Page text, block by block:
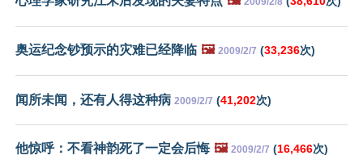
奥运纪念钞预示的灾难已经降临 🖼️ 2009/2/7 (33,236次)
闻所未闻，还有人得这种病 2009/2/7 (41,202次)
他惊呼：不看神韵死了一定会后悔 🖼️ 2009/2/7 (16,466次)